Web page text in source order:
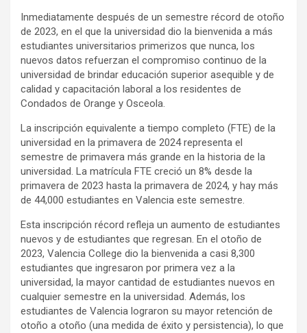
Inmediatamente después de un semestre récord de otoño
de 2023, en el que la universidad dio la bienvenida a más
estudiantes universitarios primerizos que nunca, los
nuevos datos refuerzan el compromiso continuo de la
universidad de brindar educación superior asequible y de
calidad y capacitación laboral a los residentes de
Condados de Orange y Osceola.
La inscripción equivalente a tiempo completo (FTE) de la
universidad en la primavera de 2024 representa el
semestre de primavera más grande en la historia de la
universidad. La matrícula FTE creció un 8% desde la
primavera de 2023 hasta la primavera de 2024, y hay más
de 44,000 estudiantes en Valencia este semestre.
Esta inscripción récord refleja un aumento de estudiantes
nuevos y de estudiantes que regresan. En el otoño de
2023, Valencia College dio la bienvenida a casi 8,300
estudiantes que ingresaron por primera vez a la
universidad, la mayor cantidad de estudiantes nuevos en
cualquier semestre en la universidad. Además, los
estudiantes de Valencia lograron su mayor retención de
otoño a otoño (una medida de éxito y persistencia), lo que